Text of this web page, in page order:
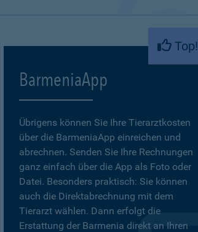
Top!
BarmeniaApp
Übrigens können Sie Ihre Tierarztkosten
über die BarmeniaApp einreichen und
abrechnen. Senden Sie Ihre Rechnungen
ganz einfach über die App als Foto oder
Datei. Besonders praktisch: Sie können
auch die Direktabrechnung mit dem
Tierarzt wählen. Dann erfolgt die
Erstattung der Barmenia direkt an Ihren